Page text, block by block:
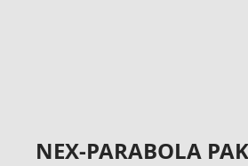
NEX-PARABOLA